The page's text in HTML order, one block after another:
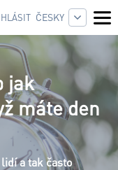
ČESKY
jak
máte den
a tak často